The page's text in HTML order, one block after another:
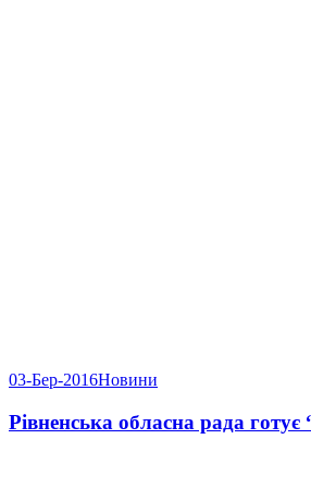
03-Бер-2016Новини
Рівненська обласна рада готує